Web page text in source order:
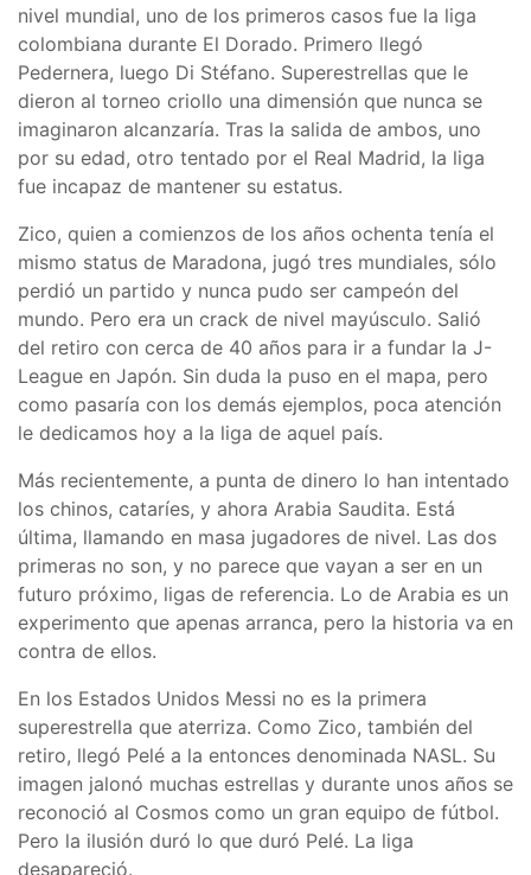
nivel mundial, uno de los primeros casos fue la liga
colombiana durante El Dorado. Primero llegó
Pedernera, luego Di Stéfano. Superestrellas que le
dieron al torneo criollo una dimensión que nunca se
imaginaron alcanzaría. Tras la salida de ambos, uno
por su edad, otro tentado por el Real Madrid, la liga
fue incapaz de mantener su estatus.
Zico, quien a comienzos de los años ochenta tenía el
mismo status de Maradona, jugó tres mundiales, sólo
perdió un partido y nunca pudo ser campeón del
mundo. Pero era un crack de nivel mayúsculo. Salió
del retiro con cerca de 40 años para ir a fundar la J-
League en Japón. Sin duda la puso en el mapa, pero
como pasaría con los demás ejemplos, poca atención
le dedicamos hoy a la liga de aquel país.
Más recientemente, a punta de dinero lo han intentado
los chinos, cataríes, y ahora Arabia Saudita. Está
última, llamando en masa jugadores de nivel. Las dos
primeras no son, y no parece que vayan a ser en un
futuro próximo, ligas de referencia. Lo de Arabia es un
experimento que apenas arranca, pero la historia va en
contra de ellos.
En los Estados Unidos Messi no es la primera
superestrella que aterriza. Como Zico, también del
retiro, llegó Pelé a la entonces denominada NASL. Su
imagen jalonó muchas estrellas y durante unos años se
reconoció al Cosmos como un gran equipo de fútbol.
Pero la ilusión duró lo que duró Pelé. La liga
desapareció.